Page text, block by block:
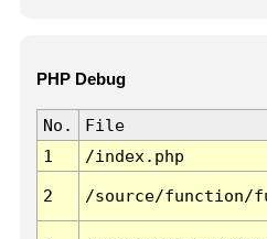
PHP Debug
No. File
1
/index.php
2 /source/function/